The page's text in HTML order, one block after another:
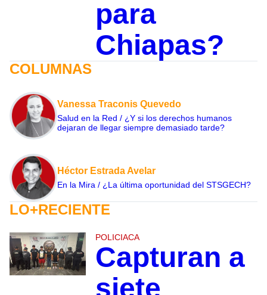
para
Chiapas?
COLUMNAS
Vanessa Traconis Quevedo
Salud en la Red / ¿Y si los derechos humanos
dejaran de llegar siempre demasiado tarde?
Héctor Estrada Avelar
En la Mira / ¿La última oportunidad del STSGECH?
LO+RECIENTE
POLICIACA
Capturan a
siete